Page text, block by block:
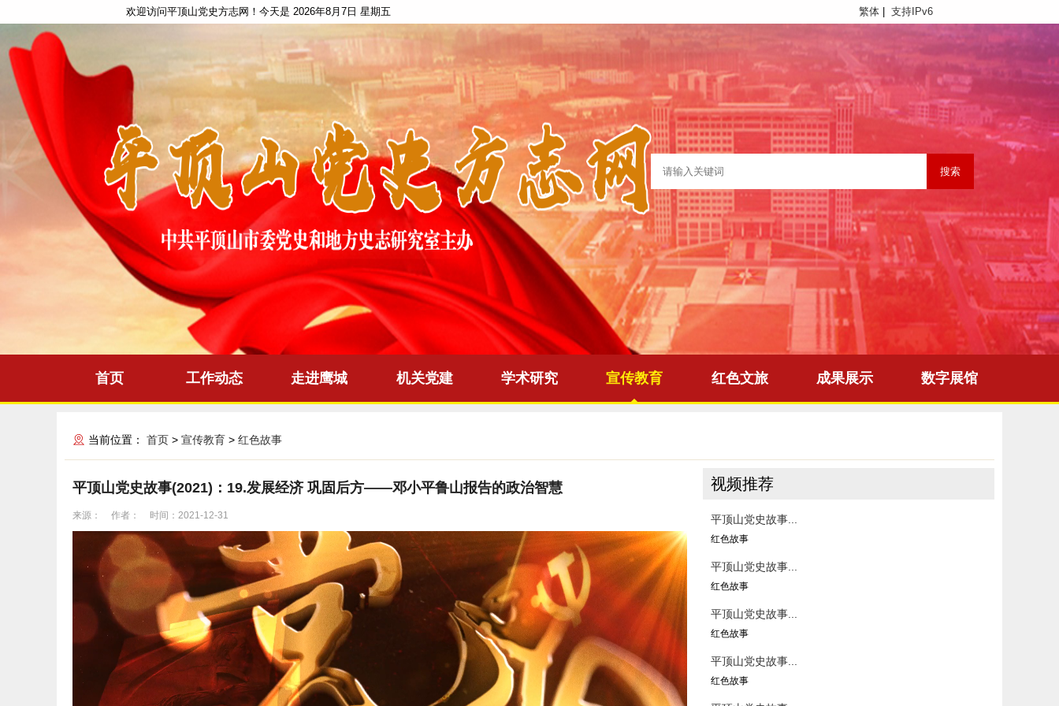
欢迎访问平顶山党史方志网！今天是 2026年8月7日 星期五 繁体 支持IPv6
首页 工作动态 走进鹰城 机关党建 学术研究 宣传教育 红色文旅 成果展示 数字展馆
当前位置： 首页 > 宣传教育 > 红色故事
平顶山党史故事(2021)：19.发展经济 巩固后方——邓小平鲁山报告的政治智慧
来源： 作者： 时间：2021-12-31
视频推荐
平顶山党史故事...
红色故事
平顶山党史故事...
红色故事
平顶山党史故事...
红色故事
平顶山党史故事...
红色故事